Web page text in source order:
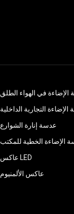
الإضاءة في الهواء الطلق
التجارية الداخلية
عدسة إنارة الشوارع
الإضاءة الخطية للمكتب
عاكس LED
عاكس الألمنيوم